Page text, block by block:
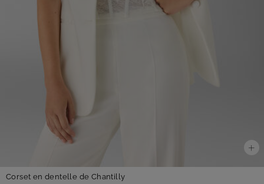
Corset en dentelle de Chantilly